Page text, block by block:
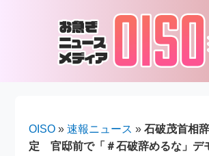
OISO »速報ニュース »石破茂首相
定 官邸前で「＃石破辞めるな」デ